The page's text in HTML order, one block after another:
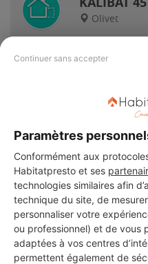
Continuer sans accepter
Paramètres
Conformément aux
Habitatpresto et ses
technologies similaires afin
technique du site, de
personnaliser votre
ou professionnel) et de vous
adaptées à vos centres
permettent également de
Olivet
13 ans d'expérience
Techniklin
Olivet
17 ans d'expérience
Voir